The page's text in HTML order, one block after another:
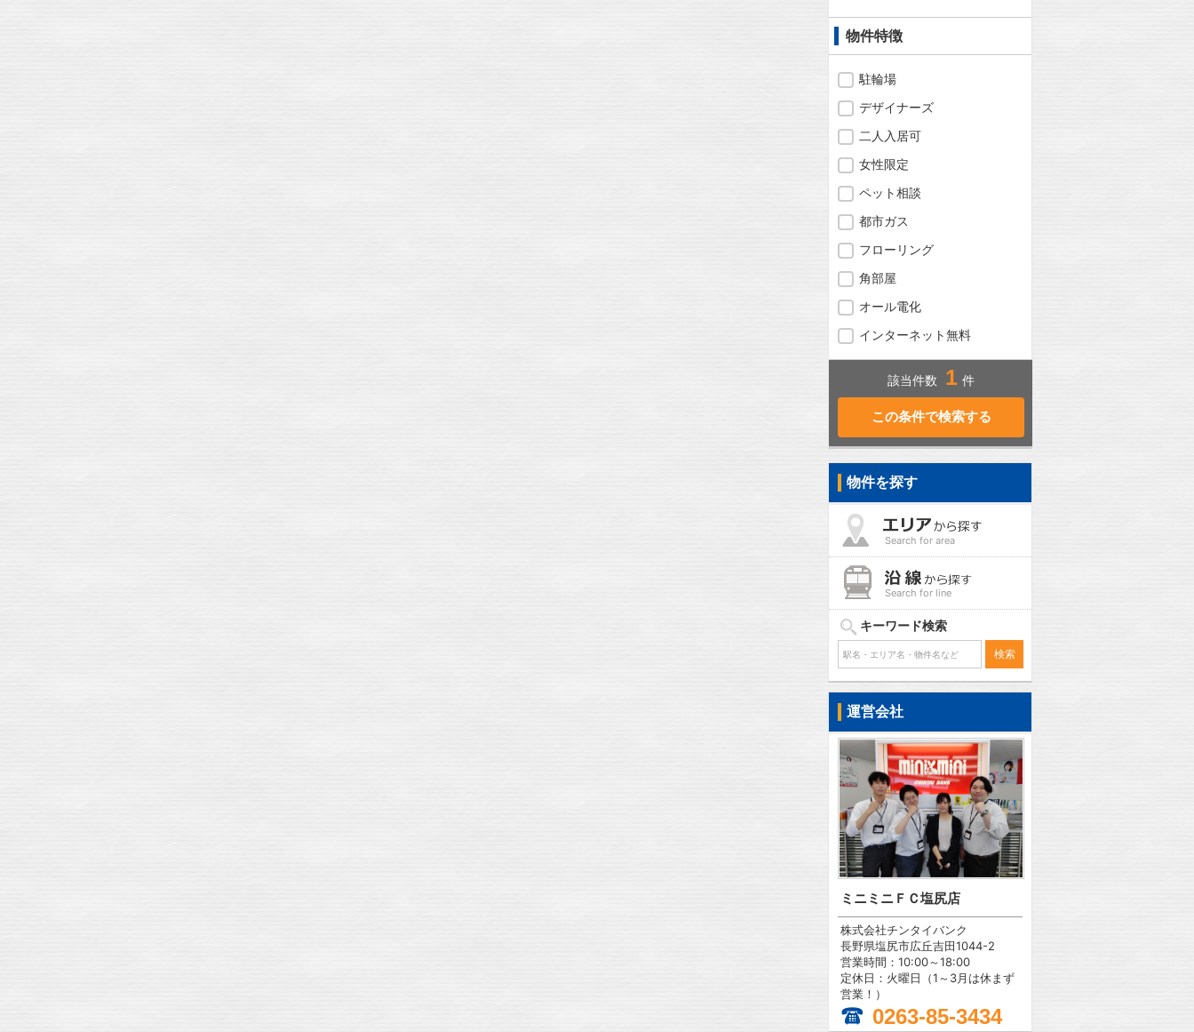
物件特徴
駐輪場
デザイナーズ
二人入居可
女性限定
ペット相談
都市ガス
フローリング
角部屋
オール電化
インターネット無料
該当件数 1 件
物件を探す
Search for area
Search for line
キーワード検索
運営会社
ミニミニＦＣ塩尻店
株式会社チンタイバンク
長野県塩尻市広丘吉田1044-2
営業時間：10:00～18:00
定休日：火曜日（1～3月は休まず
営業！）
0263-85-3434